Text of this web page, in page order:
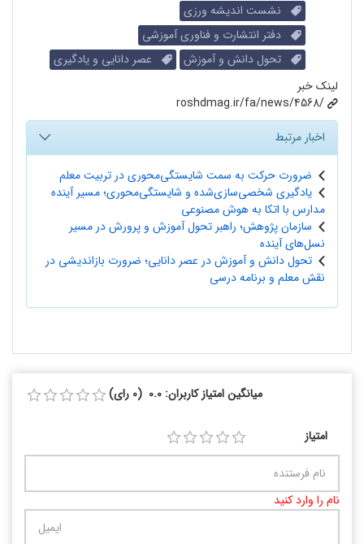
نشست اندیشه ورزی
دفتر انتشارت و فناوری آموزشی
تحول دانش و آموزش
عصر دانایی و یادگیری
لینک خبر
roshdmag.ir/fa/news/4568/
اخبار مرتبط
ضرورت حرکت به سمت شایستگی‌محوری در تربیت معلم
یادگیری شخصی‌سازی‌شده و شایستگی‌محوری؛ مسیر آینده
مدارس با اتکا به هوش مصنوعی
سازمان پژوهش؛ راهبر تحول آموزش و پرورش در مسیر
نسل‌های آینده
تحول دانش و آموزش در عصر دانایی؛ ضرورت بازاندیشی در
نقش معلم و برنامه درسی
میانگین امتیاز کاربران: 0.0 (0 رای)
امتیاز
نام را وارد کنید